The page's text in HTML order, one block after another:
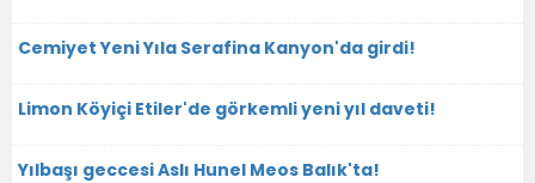
Cemiyet Yeni Yıla Serafina Kanyon'da girdi!
Limon Köyiçi Etiler'de görkemli yeni yıl daveti!
Yılbaşı geccesi Aslı Hunel Meos Balık'ta!